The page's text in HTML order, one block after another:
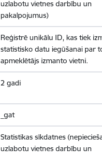
uzlabotu vietnes darbību un
pakalpojumus)
Reģistrē unikālu ID, kas tiek
statistisko datu iegūšanai par
apmeklētājs izmanto vietni.
2 gadi
_gat
Statistikas sīkdatnes
uzlabotu vietnes darbību un